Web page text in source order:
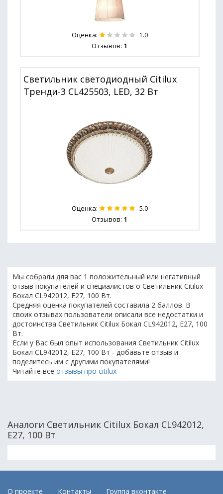
Оценка: 1.0
Отзывов: 1
Светильник светодиодный Citilux
Тренди-3 CL425503, LED, 32 Вт
Оценка: 5.0
Отзывов: 1
Мы собрали для вас 1 положительный или негативный
отзыв покупателей и специалистов о Светильник Citilux
Бокал CL942012, E27, 100 Вт.
Средняя оценка покупателей составила 2 баллов. В
своих отзывах пользователи описали все недостатки и
достоинства Светильник Citilux Бокал CL942012, E27, 100
Вт.
Если у Вас был опыт использования Светильник Citilux
Бокал CL942012, E27, 100 Вт - добавьте отзыв и
поделитесь им с другими покупателями!
Читайте все отзывы про citilux
Аналоги Светильник Citilux Бокал CL942012,
E27, 100 Вт
О проекте Контакты Группа вконтакте